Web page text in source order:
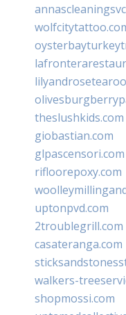
theslushkids.com
giobastian.com
glpascensori.com
rifloorepoxy.com
uptonpvd.com
2troublegrill.com
casateranga.com
walkers-
shopmossi.com